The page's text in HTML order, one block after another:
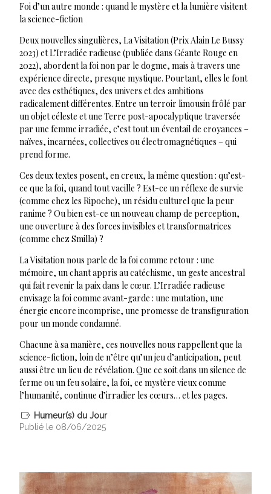
Foi d’un autre monde : quand le mystère et la lumière visitent
la science-fiction
Deux nouvelles singulières, La Visitation (Prix Alain Le Bussy
2023) et L’Irradiée radieuse (publiée dans Géante Rouge en
2022), abordent la foi non par le dogme, mais à travers une
expérience directe, presque mystique. Pourtant, elles le font
avec des esthétiques, des univers et des ambitions
radicalement différentes. Entre un terroir limousin frôlé par
un objet céleste et une Terre post-apocalyptique traversée
par une femme irradiée, c’est tout un éventail de croyances –
naïves, incarnées, collectives ou électromagnétiques – qui
prend forme.
Ces deux textes posent, en creux, la même question : qu’est-
ce que la foi, quand tout vacille ? Est-ce un réflexe de survie
(comme chez les Ripoche), un résidu culturel que la peur
ranime ? Ou bien est-ce un nouveau champ de perception,
une ouverture à des forces invisibles et transformatrices
(comme chez Smilla) ?
La Visitation nous parle de la foi comme retour : une
mémoire, un chant appris au catéchisme, un geste ancestral
qui fait revenir la paix dans le cœur. L’Irradiée radieuse
envisage la foi comme avant-garde : une mutation, une
énergie encore incomprise, une promesse de transfiguration
pour un monde condamné.
Chacune à sa manière, ces nouvelles nous rappellent que la
science-fiction, loin de n’être qu’un jeu d’anticipation, peut
aussi être un lieu de révélation. Que ce soit dans un silence de
ferme ou un feu solaire, la foi, ce mystère vieux comme
l’humanité, continue d’irradier les cœurs… et les pages.
Humeur(s) du Jour
Publié le 08/06/2025